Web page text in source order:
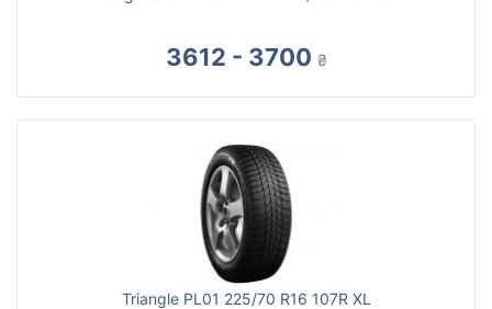
3612 - 3700 ₴
Triangle PL01 225/70 R16 107R XL